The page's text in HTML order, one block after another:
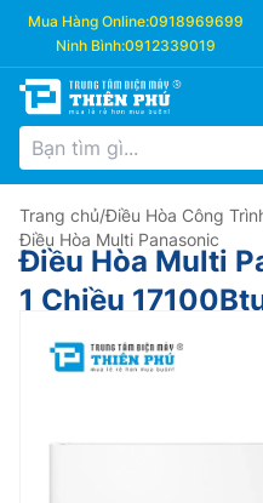
Mua Hàng Online:0918969699
Ninh Bình:0912339019
Trang chủ/Điều Hòa Công
Điều Hòa Multi Panasonic
Điều Hòa Multi
1 Chiều